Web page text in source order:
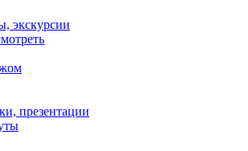
экскурсии
презентации